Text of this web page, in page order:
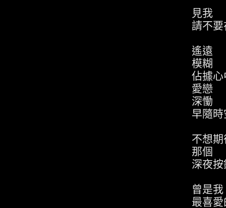
見我
請不要在
遙遠
模糊
佔據心中
愛戀
深慟
早隨時空
不想期
那個
深夜按鈴
曾是我
最喜愛